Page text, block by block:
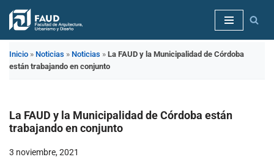
Saltar
contenido
Inicio » Noticias » Noticias » La FAUD y la Municipalidad de Córdoba
están trabajando en conjunto
La FAUD y la Municipalidad de Córdoba están
trabajando en conjunto
3 noviembre, 2021